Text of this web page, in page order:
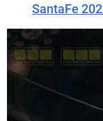
SantaFe